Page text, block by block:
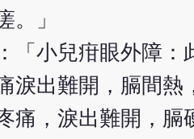
。」
「小兒疳眼外障
淚出難開，膈間
痛，淚出難開，